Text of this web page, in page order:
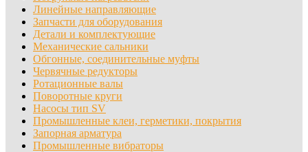
Линейные направляющие
Запчасти для оборудования
Детали и комплектующие
Механические сальники
Обгонные, соединительные муфты
Червячные редукторы
Ротационные валы
Поворотные круги
Насосы тип SV
Промышленные клеи, герметики, покрытия
Запорная арматура
Промышленные вибраторы